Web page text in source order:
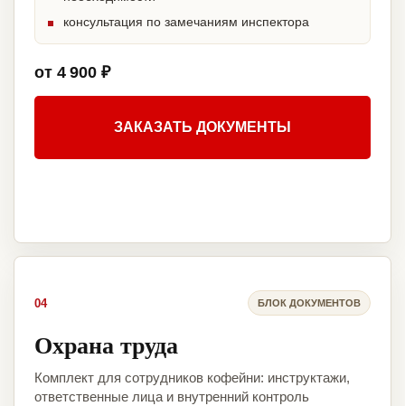
консультация по замечаниям инспектора
от 4 900 ₽
ЗАКАЗАТЬ ДОКУМЕНТЫ
04 БЛОК ДОКУМЕНТОВ
Охрана труда
Комплект для сотрудников кофейни: инструктажи,
ответственные лица и внутренний контроль